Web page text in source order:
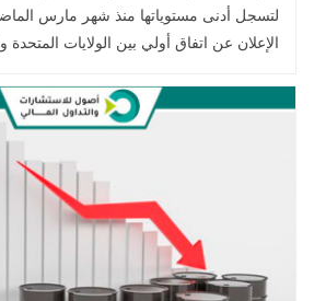
لتسجل أدنى مستوياتها منذ شهر مارس
الإعلان عن اتفاق أولي بين الولايات المتحدة